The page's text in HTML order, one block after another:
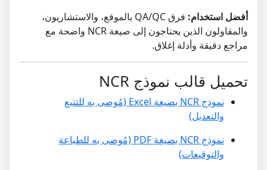
أفضل استخدام:
فرق QA/QC بالموقع، والاستشاريون،
والمقاولون الذين يحتاجون إلى صيغة NCR واضحة مع
مراجع دقيقة وأدلة إغلاق.
تحميل قالب نموذج NCR
نموذج NCR بصيغة Excel (مُوصى به للتتبع
والتعديل)
نموذج NCR بصيغة PDF (مُوصى به للطباعة
والتوقيعات)